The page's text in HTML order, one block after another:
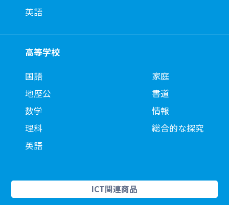
英語
高等学校
国語
地歴公
数学
理科
英語
家庭
書道
情報
総合的な探究
ICT関連商品